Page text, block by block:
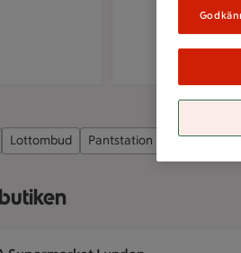
Lottombud Pantstation Parkering